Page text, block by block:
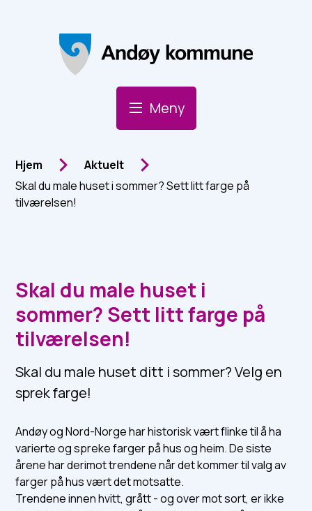
Andøy Kommune
Meny
Du er her:
Hjem
Aktuelt
Skal du male huset i sommer? Sett litt farge på
tilværelsen!
Skal du male huset i
sommer? Sett litt farge på
tilværelsen!
Skal du male huset ditt i sommer? Velg en
sprek farge!
Andøy og Nord-Norge har historisk vært flinke til å ha
varierte og spreke farger på hus og heim. De siste
årene har derimot trendene når det kommer til valg av
farger på hus vært det motsatte.
Trendene innen hvitt, grått - og over mot sort, er ikke